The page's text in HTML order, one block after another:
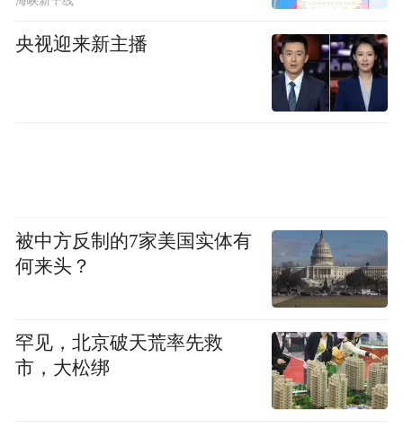
05 重磅亮点——空中看红旗渠
央视迎来新主播
被中方反制的7家美国实体有
何来头？
罕见，北京破天荒率先救
市，大松绑